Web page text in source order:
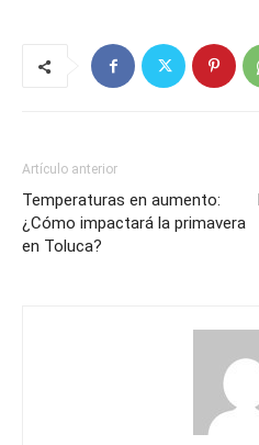
Artículo anterior
Temperaturas en aumento:
¿Cómo impactará la primavera
en Toluca?